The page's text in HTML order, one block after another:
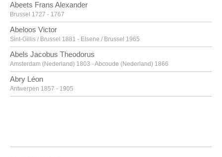
Abeets Frans Alexander
Brussel 1727 - 1767
Abeloos Victor
Sint-Gillis / Brussel 1881 - Elsene / Brussel 1965
Abels Jacobus Theodorus
Amsterdam (Nederland) 1803 - Abcoude (Nederland) 1866
Abry Léon
Antwerpen 1857 - 1905